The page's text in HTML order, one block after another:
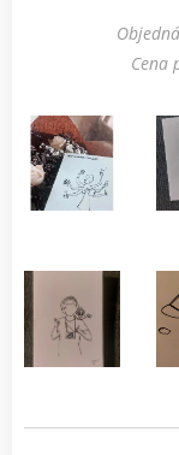
Cena